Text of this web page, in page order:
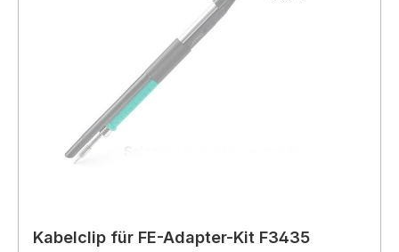
Kabelclip für FE-Adapter-Kit F3435